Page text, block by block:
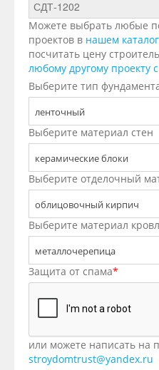
Можете выбрать любые
проектов в нашем
посчитать цену
любому другому проекту
Выберите тип
ленточный
Выберите материал стен
керамические блоки
Выберите отделочный
облицовочный кирпич
Выберите материал
металлочерепица
Защита от спама*
или можете написать на
stroydomtrust@yandex.ru